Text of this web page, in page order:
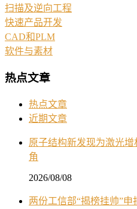
扫描及逆向工程
快速产品开发
CAD和PLM
软件与素材
热点文章
热点文章
近期文章
原子结构新发现为激光
角
2026/08/08
两份工信部“揭榜挂帅”